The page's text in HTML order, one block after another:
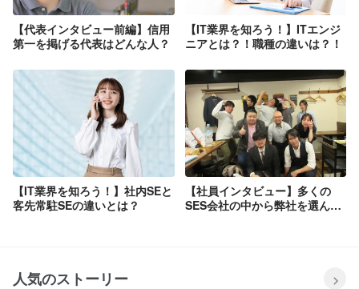
【代表インタビュー前編】信用
第一を掲げる代表はどんな人？
【IT業界を知ろう！】ITエンジ
ニアとは？！職種の違いは？！
【IT業界を知ろう！】社内SEと
客先常駐SEの違いとは？
【社員インタビュー】多くの
SES会社の中から弊社を選んだ
人気のストーリー